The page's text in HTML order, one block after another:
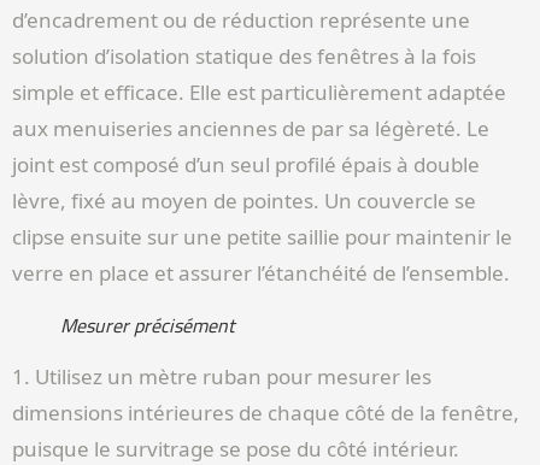
d’encadrement ou de réduction représente une
solution d’isolation statique des fenêtres à la fois
simple et efficace. Elle est particulièrement adaptée
aux menuiseries anciennes de par sa légèreté. Le
joint est composé d’un seul profilé épais à double
lèvre, fixé au moyen de pointes. Un couvercle se
clipse ensuite sur une petite saillie pour maintenir le
verre en place et assurer l’étanchéité de l’ensemble.
Mesurer précisément
1. Utilisez un mètre ruban pour mesurer les
dimensions intérieures de chaque côté de la fenêtre,
puisque le survitrage se pose du côté intérieur.